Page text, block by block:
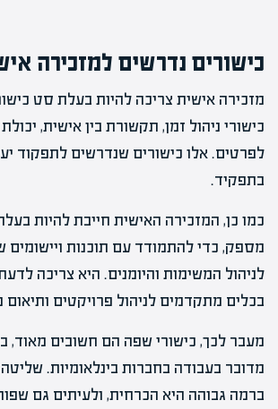
כישורים נדרשים למזכירה
מזכירה אישית צריכה להיות בעלת סט
כישורי ניהול זמן, תקשורת בין אישית,
לפרטים. אלו כישורים שנדרשים לתפקוד
בתפקיד.
כמו כן, המזכירה האישית חייבת להיות
מספק, כדי להתמודד עם תוכנות ויישומים
לניהול המשימות והיומנים. היא צריכה
בכלים מתקדמים לניהול פרויקטים ותיאום
מעבר לכך, כישורי שפה הם חשובים מאוד,
מדובר בעבודה בחברות בינלאומיות.
ברמה גבוהה היא הכרחית, ולעיתים גם